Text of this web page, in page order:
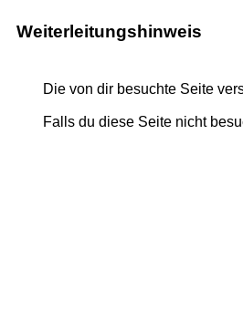
Weiterleitungshinweis
Die von dir besuchte Seite
Falls du diese Seite nicht